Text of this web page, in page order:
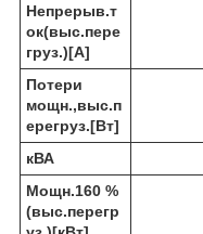
Непрерыв.т
ок(выс.пере
груз.)[A]
Потери
мощн.,выс.п
ерегруз.[Вт]
кВА
Мощн.160 %
(выс.перегр